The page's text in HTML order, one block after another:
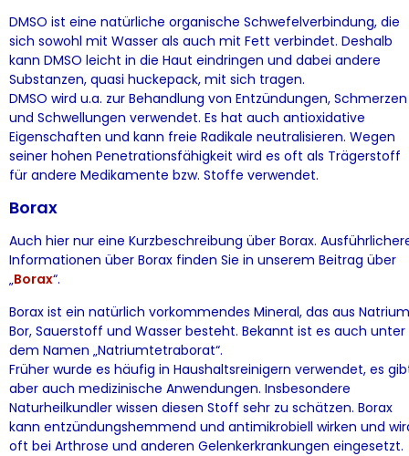
DMSO ist eine natürliche organische Schwefelverbindung, die
sich sowohl mit Wasser als auch mit Fett verbindet. Deshalb
kann DMSO leicht in die Haut eindringen und dabei andere
Substanzen, quasi huckepack, mit sich tragen.
DMSO wird u.a. zur Behandlung von Entzündungen, Schmerzen
und Schwellungen verwendet. Es hat auch antioxidative
Eigenschaften und kann freie Radikale neutralisieren. Wegen
seiner hohen Penetrationsfähigkeit wird es oft als Trägerstoff
für andere Medikamente bzw. Stoffe verwendet.
Borax
Auch hier nur eine Kurzbeschreibung über Borax.
Informationen über Borax finden Sie in unserem Beitrag über
„Borax“.
Borax ist ein natürlich vorkommendes Mineral, das aus
Bor, Sauerstoff und Wasser besteht. Bekannt ist es auch unter
dem Namen „Natriumtetraborat“.
Früher wurde es häufig in Haushaltsreinigern verwendet, es
aber auch medizinische Anwendungen. Insbesondere
Naturheilkundler wissen diesen Stoff sehr zu schätzen. Borax
kann entzündungshemmend und antimikrobiell wirken und
oft bei Arthrose und anderen Gelenkerkrankungen eingesetzt.